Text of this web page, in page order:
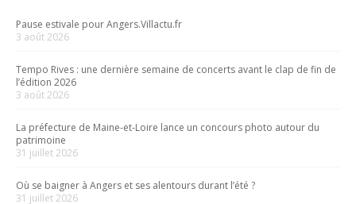
Pause estivale pour Angers.Villactu.fr
3 août 2026
Tempo Rives : une dernière semaine de concerts avant le clap de fin de
l’édition 2026
3 août 2026
La préfecture de Maine-et-Loire lance un concours photo autour du
patrimoine
31 juillet 2026
Où se baigner à Angers et ses alentours durant l’été ?
31 juillet 2026